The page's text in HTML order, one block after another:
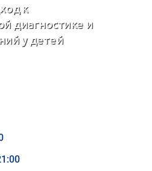
к
диагностике и
у детей